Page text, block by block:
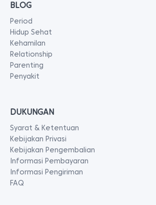
BLOG
Period
Hidup Sehat
Kehamilan
Relationship
Parenting
Penyakit
DUKUNGAN
Syarat & Ketentuan
Kebijakan Privasi
Kebijakan Pengembalian
Informasi Pembayaran
Informasi Pengiriman
FAQ